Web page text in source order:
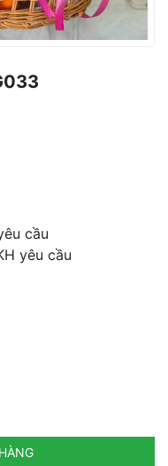
cầu
yêu cầu